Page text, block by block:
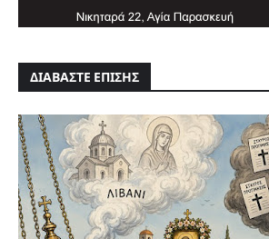
ΔΙΑΒΑΣΤΕ ΕΠΙΣΗΣ